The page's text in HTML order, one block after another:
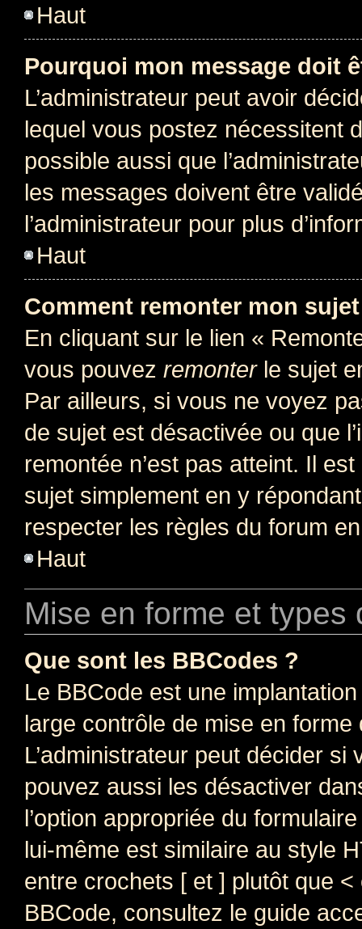
Haut
Pourquoi mon message doit
L’administrateur peut avoir
lequel vous postez nécessitent
possible aussi que
les messages doivent être
l’administrateur pour plus
Haut
Comment remonter mon
En cliquant sur le lien «
vous pouvez remonterle sujet
Par ailleurs, si vous ne voyez
de sujet est désactivée ou que
remontée n’est pas atteint. Il
sujet simplement en y
respecter les règles du forum
Haut
Mise en forme et types
Que sont les BBCodes ?
Le BBCode est une
large contrôle de mise en forme
L’administrateur peut décider
pouvez aussi les désactiver
l’option appropriée du
lui-même est similaire au style
entre crochets [ et ] plutôt que
BBCode, consultez le guide